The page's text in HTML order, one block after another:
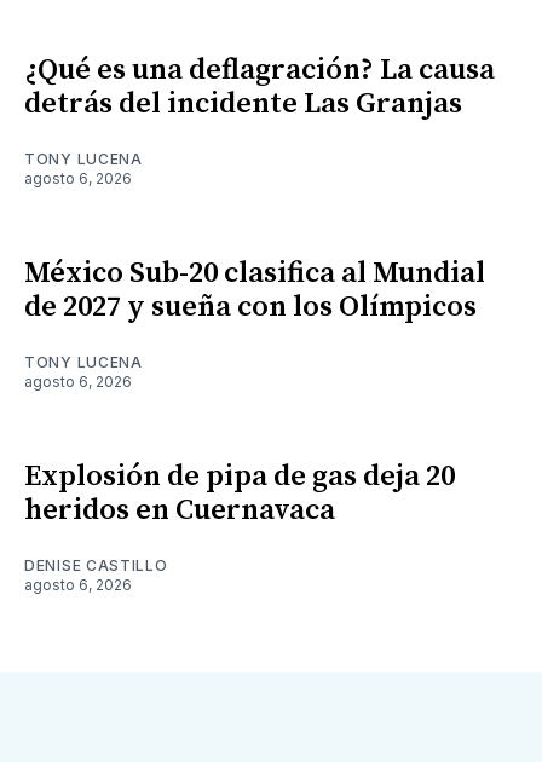
¿Qué es una deflagración? La causa
detrás del incidente Las Granjas
TONY LUCENA
agosto 6, 2026
México Sub-20 clasifica al Mundial
de 2027 y sueña con los Olímpicos
TONY LUCENA
agosto 6, 2026
Explosión de pipa de gas deja 20
heridos en Cuernavaca
DENISE CASTILLO
agosto 6, 2026